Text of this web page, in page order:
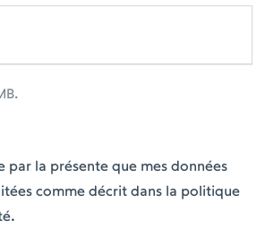
par la présente que mes données
comme décrit dans la politique